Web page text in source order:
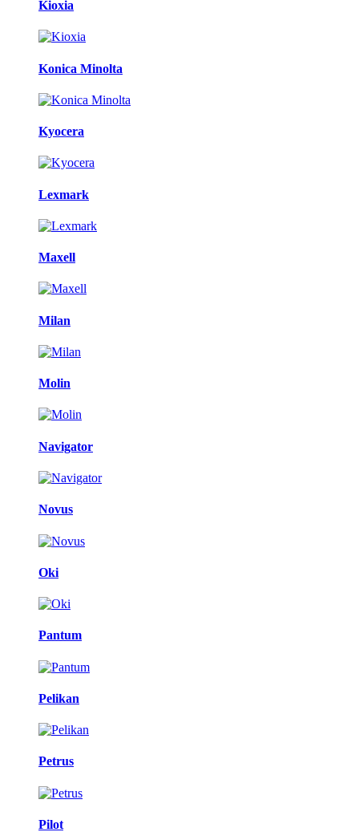
Kioxia
Konica Minolta
Kyocera
Lexmark
Maxell
Milan
Molin
Navigator
Novus
Oki
Pantum
Pelikan
Petrus
Pilot